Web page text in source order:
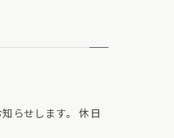
らせします。 休日